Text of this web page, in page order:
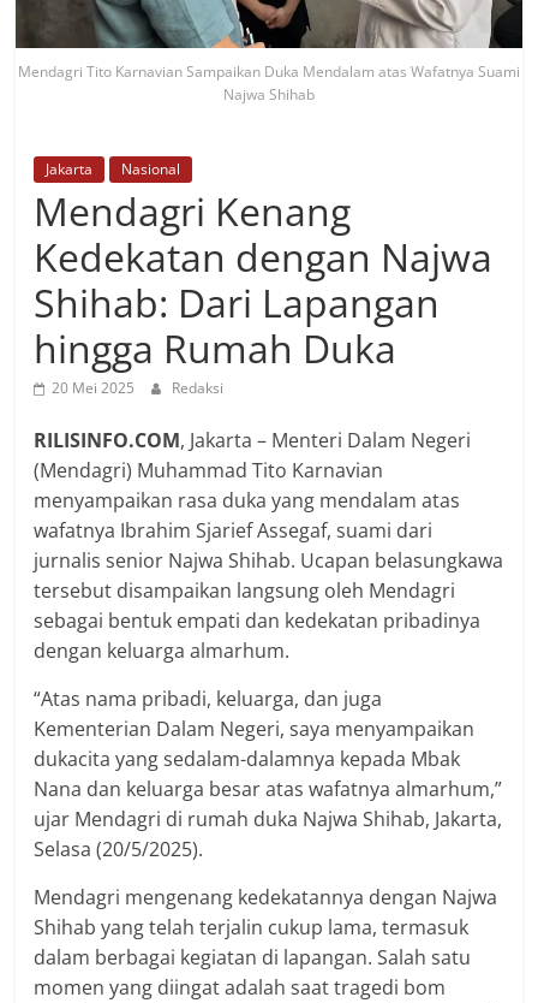
Mendagri Tito Karnavian Sampaikan Duka Mendalam atas Wafatnya Suami
Najwa Shihab
Jakarta Nasional
Mendagri Kenang
Kedekatan dengan Najwa
Shihab: Dari Lapangan
hingga Rumah Duka
20 Mei 2025 Redaksi
RILISINFO.COM, Jakarta – Menteri Dalam Negeri
(Mendagri) Muhammad Tito Karnavian
menyampaikan rasa duka yang mendalam atas
wafatnya Ibrahim Sjarief Assegaf, suami dari
jurnalis senior Najwa Shihab. Ucapan belasungkawa
tersebut disampaikan langsung oleh Mendagri
sebagai bentuk empati dan kedekatan pribadinya
dengan keluarga almarhum.
“Atas nama pribadi, keluarga, dan juga
Kementerian Dalam Negeri, saya menyampaikan
dukacita yang sedalam-dalamnya kepada Mbak
Nana dan keluarga besar atas wafatnya almarhum,”
ujar Mendagri di rumah duka Najwa Shihab, Jakarta,
Selasa (20/5/2025).
Mendagri mengenang kedekatannya dengan Najwa
Shihab yang telah terjalin cukup lama, termasuk
dalam berbagai kegiatan di lapangan. Salah satu
momen yang diingat adalah saat tragedi bom